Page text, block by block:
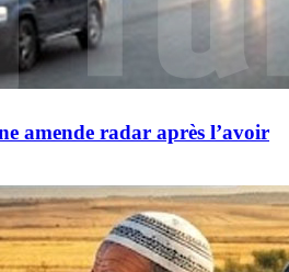
amende radar après l’avoir